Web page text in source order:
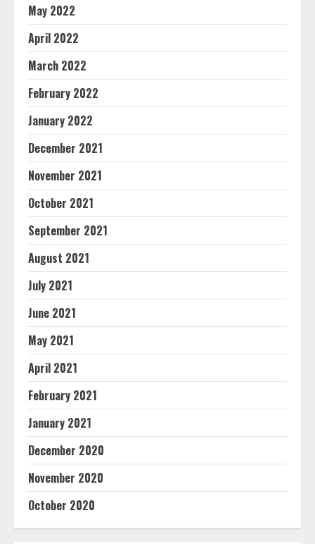
May 2022
April 2022
March 2022
February 2022
January 2022
December 2021
November 2021
October 2021
September 2021
August 2021
July 2021
June 2021
May 2021
April 2021
February 2021
January 2021
December 2020
November 2020
October 2020